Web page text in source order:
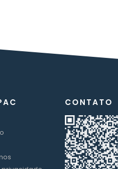
CONTATO